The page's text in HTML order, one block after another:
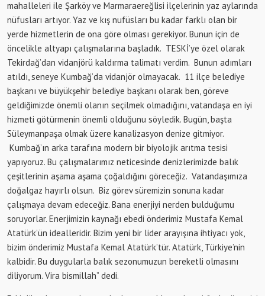
mahalleleri ile Şarköy ve Marmaraereğlisi ilçelerinin yaz aylarında
nüfusları artıyor. Yaz ve kış nufüsları bu kadar farklı olan bir
yerde hizmetlerin de ona göre olması gerekiyor. Bunun için de
öncelikle altyapı çalışmalarına başladık. TESKİ’ye özel olarak
Tekirdağ’dan vidanjörü kaldırma talimatı verdim. Bunun adımları
atıldı, seneye Kumbağ’da vidanjör olmayacak. 11 ilçe belediye
başkanı ve büyükşehir belediye başkanı olarak ben, göreve
geldiğimizde önemli olanın seçilmek olmadığını, vatandaşa en iyi
hizmeti götürmenin önemli olduğunu söyledik. Bugün, başta
Süleymanpaşa olmak üzere kanalizasyon denize gitmiyor.
Kumbağ’ın arka tarafına modern bir biyolojik arıtma tesisi
yapıyoruz. Bu çalışmalarımız neticesinde denizlerimizde balık
çeşitlerinin aşama aşama çoğaldığını göreceğiz. Vatandaşımıza
doğalgaz hayırlı olsun. Biz görev süremizin sonuna kadar
çalışmaya devam edeceğiz. Bana enerjiyi nerden bulduğumu
soruyorlar. Enerjimizin kaynağı ebedi önderimiz Mustafa Kemal
Atatürk’ün idealleridir. Bizim yeni bir lider arayışına ihtiyacı yok,
bizim önderimiz Mustafa Kemal Atatürk’tür. Atatürk, Türkiye’nin
kalbidir. Bu duygularla balık sezonumuzun bereketli olmasını
diliyorum. Vira bismillah” dedi.